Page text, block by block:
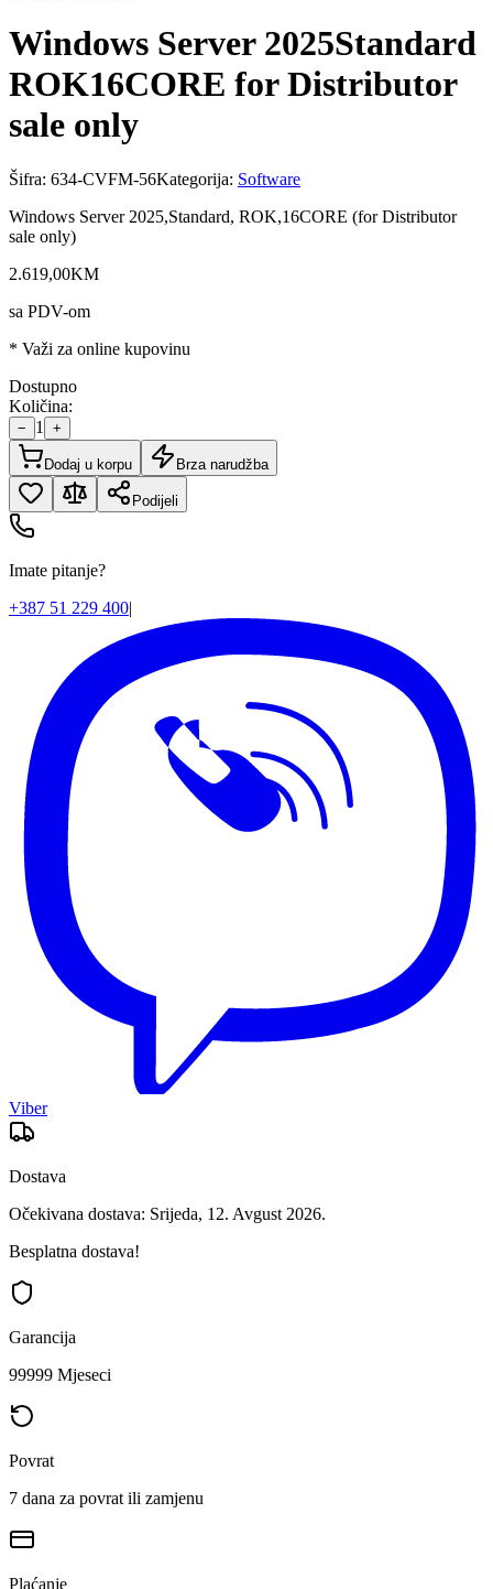
Windows Server 2025Standard
ROK16CORE for Distributor
sale only
Šifra: 634-CVFM-56Kategorija: Software
Windows Server 2025,Standard, ROK,16CORE (for Distributor
sale only)
2.619,00KM
sa PDV-om
* Važi za online kupovinu
Dostupno
Količina:
− 1 +
Dodaj u korpu Brza narudžba
Podijeli
Imate pitanje?
+387 51 229 400|
Viber
Dostava
Očekivana dostava: Srijeda, 12. Avgust 2026.
Besplatna dostava!
Garancija
99999 Mjeseci
Povrat
7 dana za povrat ili zamjenu
Plaćanje